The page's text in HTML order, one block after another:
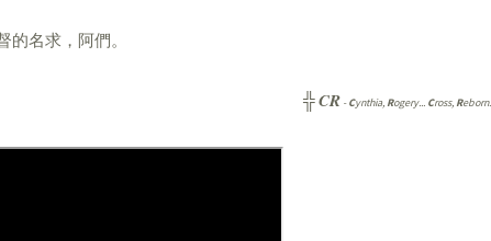
名求，阿們。
╬CR -Cynthia, Rogery... Cross, Reborn...